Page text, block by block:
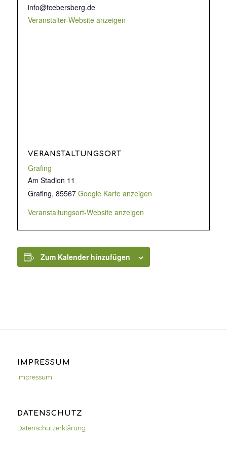
info@tcebersberg.de
Veranstalter-Website anzeigen
VERANSTALTUNGSORT
Grafing
Am Stadion 11
Grafing, 85567 Google Karte anzeigen
Veranstaltungsort-Website anzeigen
Zum Kalender hinzufügen
IMPRESSUM
Impressum
DATENSCHUTZ
Datenschutzerklärung